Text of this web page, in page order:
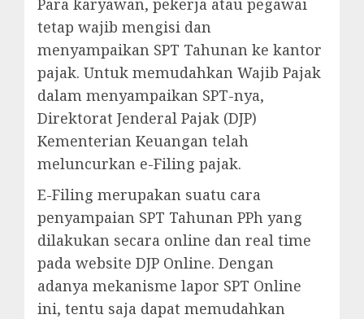
Para karyawan, pekerja atau pegawai
tetap wajib mengisi dan
menyampaikan SPT Tahunan ke kantor
pajak. Untuk memudahkan Wajib Pajak
dalam menyampaikan SPT-nya,
Direktorat Jenderal Pajak (DJP)
Kementerian Keuangan telah
meluncurkan e-Filing pajak.
E-Filing merupakan suatu cara
penyampaian SPT Tahunan PPh yang
dilakukan secara online dan real time
pada website DJP Online. Dengan
adanya mekanisme lapor SPT Online
ini, tentu saja dapat memudahkan